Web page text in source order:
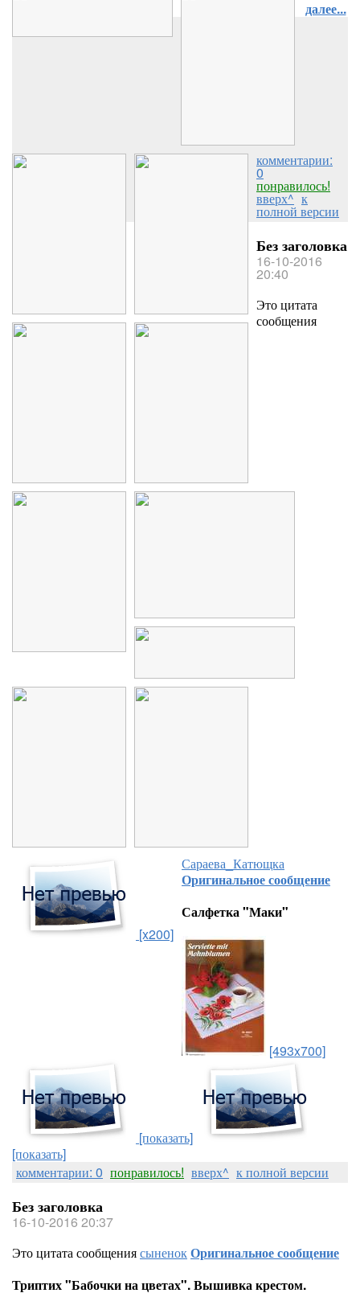
[x200]
далее...
комментарии:
0
понравилось!
вверх^ к
полной версии
Без заголовка
16-10-2016
20:40
Это цитата
сообщения
Сараева_Катющка
Оригинальное сообщение
Салфетка "Маки"
[493x700]
[показать]
[показать]
комментарии: 0 понравилось! вверх^ к полной версии
Без заголовка
16-10-2016 20:37
Это цитата сообщениясыненокОригинальное сообщение
Триптих "Бабочки на цветах". Вышивка крестом.